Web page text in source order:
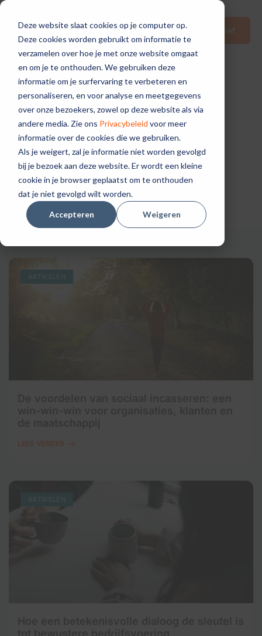
Deze website slaat cookies op je computer op.
Deze cookies worden gebruikt om informatie te
verzamelen over hoe je met onze website omgaat
en om je te onthouden. We gebruiken deze
informatie om je surfervaring te verbeteren en
personaliseren, en voor analyse en meetgegevens
over onze bezoekers, zowel op deze website als via
andere media. Zie ons Privacybeleid voor meer
informatie over de cookies die we gebruiken.
Als je weigert, zal je informatie niet worden gevolgd
bij je bezoek aan deze website. Er wordt een kleine
cookie in je browser geplaatst om te onthouden
dat je niet gevolgd wilt worden.
Accepteren Weigeren
Nieuwsbrief
Actueel
Artikelen Podcasts
ARTIKELEN
LEES VERDER ⟶
ARTIKELEN